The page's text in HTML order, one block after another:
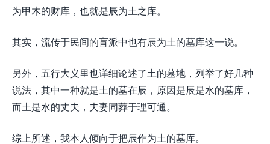
为甲木的财库，也就是辰为土之库。
其实，流传于民间的盲派中也有辰为土的墓库这一说。
另外，五行大义里也详细论述了土的墓地，列举了好几种
说法，其中一种就是土的墓在辰，原因是辰是水的墓库，
而土是水的丈夫，夫妻同葬于理可通。
综上所述，我本人倾向于把辰作为土的墓库。